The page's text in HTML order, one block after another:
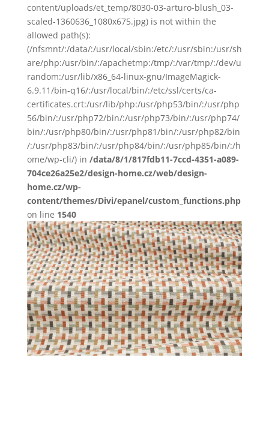
content/uploads/et_temp/8030-03-arturo-blush_03-
scaled-1360636_1080x675.jpg) is not within the
allowed path(s):
(/nfsmnt/:/data/:/usr/local/sbin:/etc/:/usr/sbin:/usr/sh
are/php:/usr/bin/:/apachetmp:/tmp/:/var/tmp/:/dev/u
random:/usr/lib/x86_64-linux-gnu/ImageMagick-
6.9.11/bin-q16/:/usr/local/bin/:/etc/ssl/certs/ca-
certificates.crt:/usr/lib/php:/usr/php53/bin/:/usr/php
56/bin/:/usr/php72/bin/:/usr/php73/bin/:/usr/php74/
bin/:/usr/php80/bin/:/usr/php81/bin/:/usr/php82/bin
/:/usr/php83/bin/:/usr/php84/bin/:/usr/php85/bin/:/h
ome/wp-cli/) in /data/8/1/817fdb11-7ccd-4351-a089-
704ce26a25e2/design-home.cz/web/design-
home.cz/wp-
content/themes/Divi/epanel/custom_functions.php
on line 1540